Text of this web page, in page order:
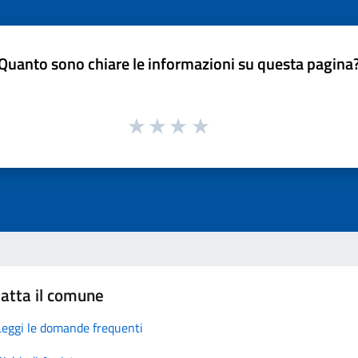
sono chiare le informazioni su questa
il comune
le domande frequenti